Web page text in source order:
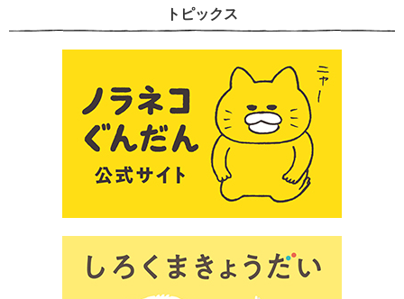
トピックス